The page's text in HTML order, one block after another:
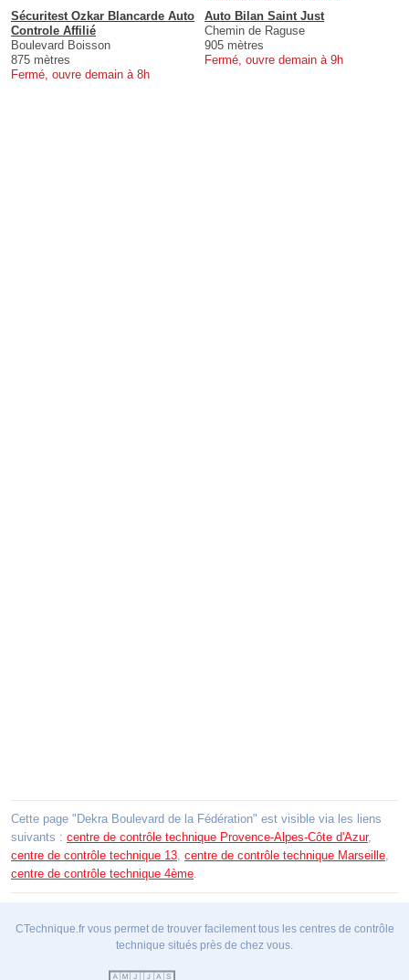
Sécuritest Ozkar Blancarde Auto
Controle Affilié
Boulevard Boisson
875 mètres
Fermé, ouvre demain à 8h
Auto Bilan Saint Just
Chemin de Raguse
905 mètres
Fermé, ouvre demain à 9h
Cette page "Dekra Boulevard de la Fédération" est visible via les liens
suivants : centre de contrôle technique Provence-Alpes-Côte d'Azur,
centre de contrôle technique 13 centre de contrôle technique Marseille
centre de contrôle technique 4ème
CTechnique.fr vous permet de trouver facilement tous les centres de contrôle
technique situés près de chez vous.